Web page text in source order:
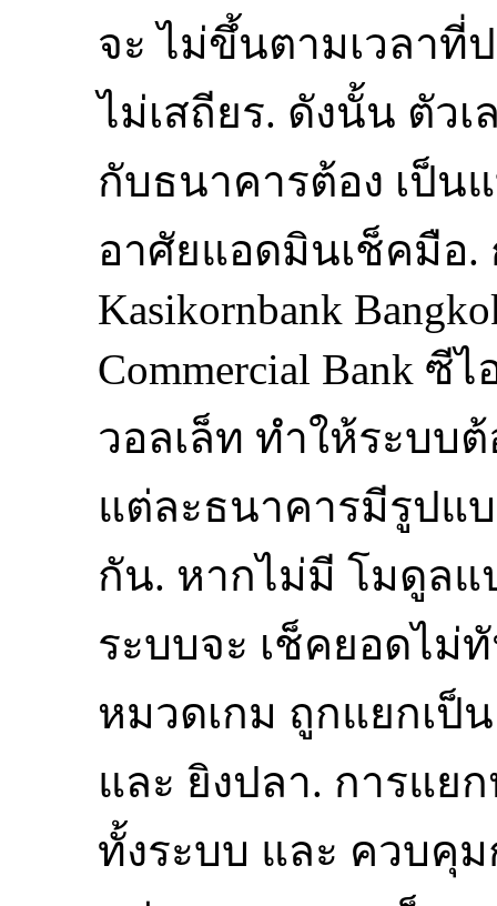
จะ ไม่ขึ้นตามเวลาที่
ไม่เสถียร. ดังนั้น ตัว
กับธนาคารต้อง เป็น
อาศัยแอดมินเช็คมือ.
Kasikornbank
Commercial Bank ซี
วอลเล็ท ทำให้ระบบ
แต่ละธนาคารมีรูปแ
กัน. หากไม่มี โมดูลแ
ระบบจะ เช็คยอดไม่
หมวดเกม ถูกแยกเป็
และ ยิงปลา. การแย
ทั้งระบบ และ ควบคุ